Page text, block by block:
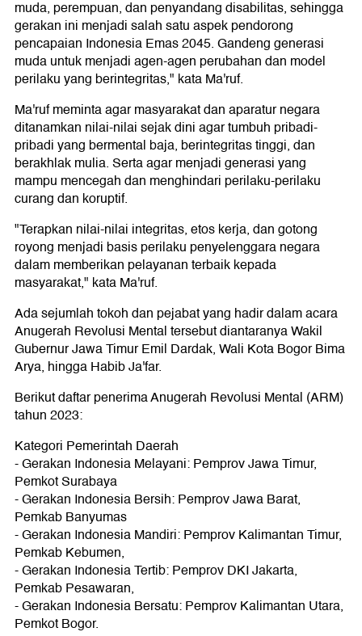
muda, perempuan, dan penyandang disabilitas, sehingga
gerakan ini menjadi salah satu aspek pendorong
pencapaian Indonesia Emas 2045. Gandeng generasi
muda untuk menjadi agen-agen perubahan dan model
perilaku yang berintegritas," kata Ma'ruf.
Ma'ruf meminta agar masyarakat dan aparatur negara
ditanamkan nilai-nilai sejak dini agar tumbuh pribadi-
pribadi yang bermental baja, berintegritas tinggi, dan
berakhlak mulia. Serta agar menjadi generasi yang
mampu mencegah dan menghindari perilaku-perilaku
curang dan koruptif.
"Terapkan nilai-nilai integritas, etos kerja, dan gotong
royong menjadi basis perilaku penyelenggara negara
dalam memberikan pelayanan terbaik kepada
masyarakat," kata Ma'ruf.
Ada sejumlah tokoh dan pejabat yang hadir dalam acara
Anugerah Revolusi Mental tersebut diantaranya Wakil
Gubernur Jawa Timur Emil Dardak, Wali Kota Bogor Bima
Arya, hingga Habib Ja'far.
Berikut daftar penerima Anugerah Revolusi Mental (ARM)
tahun 2023:
Kategori Pemerintah Daerah
- Gerakan Indonesia Melayani: Pemprov Jawa Timur,
Pemkot Surabaya
- Gerakan Indonesia Bersih: Pemprov Jawa Barat,
Pemkab Banyumas
- Gerakan Indonesia Mandiri: Pemprov Kalimantan Timur,
Pemkab Kebumen,
- Gerakan Indonesia Tertib: Pemprov DKI Jakarta,
Pemkab Pesawaran,
- Gerakan Indonesia Bersatu: Pemprov Kalimantan Utara,
Pemkot Bogor.